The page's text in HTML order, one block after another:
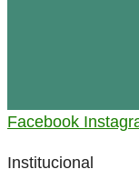
Facebook
Institucional